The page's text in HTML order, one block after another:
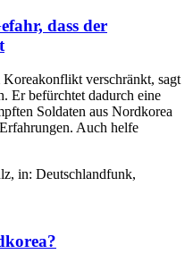
dass der
verschränkt, sagt
Er befürchtet dadurch eine
Soldaten aus Nordkorea
Auch helfe
in: Deutschlandfunk,